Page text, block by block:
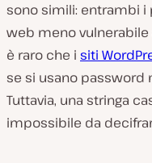
sono simili: entrambi
web meno vulnerabile
è raro che i siti
se si usano password
Tuttavia, una stringa
impossibile da